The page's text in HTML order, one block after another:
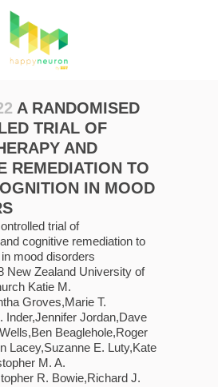
A RANDOMISED
TRIAL OF
AND
REMEDIATION TO
IN MOOD
trial of
cognitive remediation to
mood disorders
New Zealand University of
Katie M.
Groves,Marie T.
Inder,Jennifer Jordan,Dave
Beaglehole,Roger
Lacey,Suzanne E. Luty,Kate
M. A.
R. Bowie,Richard J.